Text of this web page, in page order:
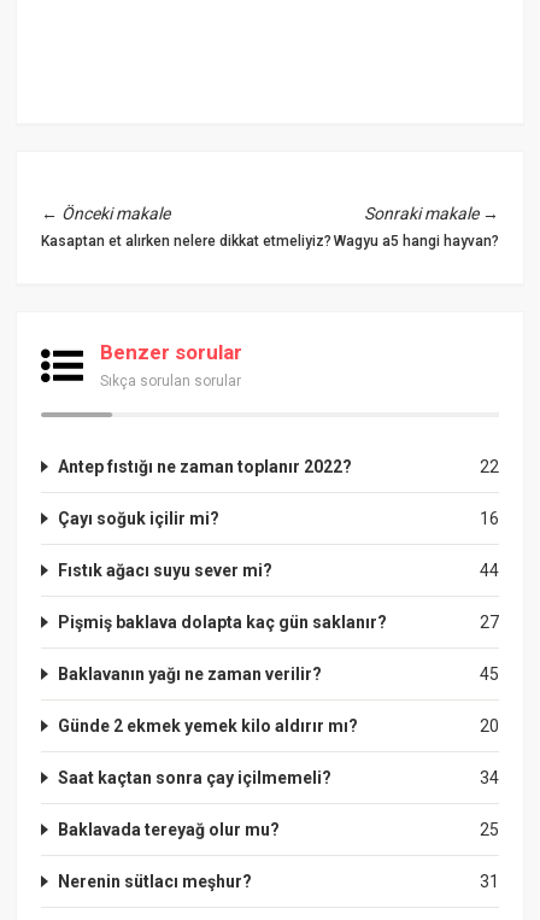
← Önceki makale
Kasaptan et alırken nelere dikkat etmeliyiz?
Sonraki makale→
Wagyu a5 hangi hayvan?
Benzer sorular
Sıkça sorulan sorular
22
Antep fıstığı ne zaman toplanır 2022?
16
Çayı soğuk içilir mi?
44
Fıstık ağacı suyu sever mi?
27
Pişmiş baklava dolapta kaç gün saklanır?
45
Baklavanın yağı ne zaman verilir?
20
Günde 2 ekmek yemek kilo aldırır mı?
34
Saat kaçtan sonra çay içilmemeli?
25
Baklavada tereyağ olur mu?
31
Nerenin sütlacı meşhur?